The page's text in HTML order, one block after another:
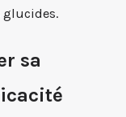
glucides.
sa